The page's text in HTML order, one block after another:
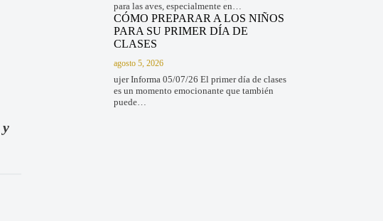
y
para las aves, especialmente en…
CÓMO PREPARAR A LOS NIÑOS
PARA SU PRIMER DÍA DE
CLASES
agosto 5, 2026
ujer Informa 05/07/26 El primer día de clases
es un momento emocionante que también
puede…